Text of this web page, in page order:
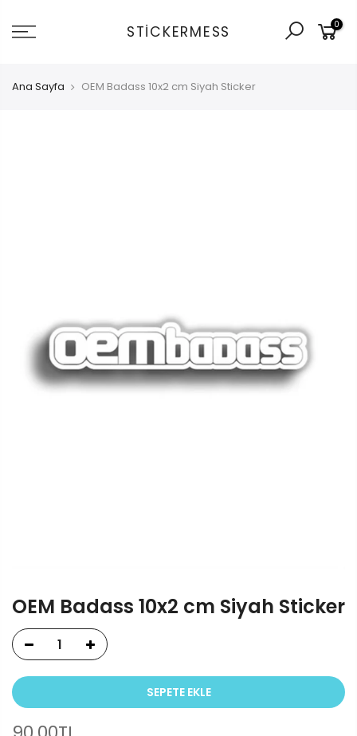
git
STICKERMESS 0
Ana Sayfa OEM Badass 10x2 cm Siyah Sticker
OEM Badass 10x2 cm Siyah Sticker
SEPETE EKLE